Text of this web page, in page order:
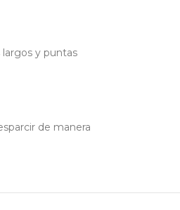
largos y puntas
de manera